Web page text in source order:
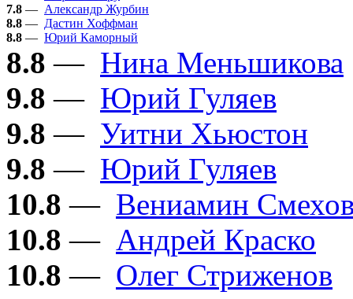
7.8 — Александр Журбин
8.8 — Дастин Хоффман
8.8 — Юрий Каморный
8.8 — Нина Меньшикова
9.8 — Юрий Гуляев
9.8 — Уитни Хьюстон
9.8 — Юрий Гуляев
10.8 — Вениамин
10.8 — Андрей Краско
10.8 — Олег Стриженов